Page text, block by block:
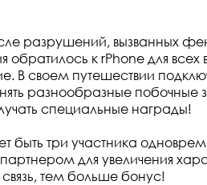
разрушений, вызванных
к rPhone для всех
В своем путешествии
разнообразные побочные
специальные награды!
быть три участника
для увеличения
тем больше бонус!